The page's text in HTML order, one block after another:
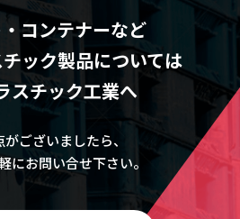
コンテナーなど
ック製品については
スチック工業へ
ございましたら、
にお問い合せ下さい。